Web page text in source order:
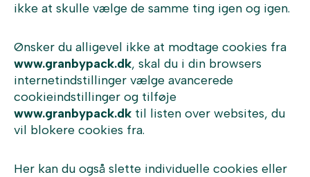
ikke at skulle vælge de samme ting igen og igen.
Ønsker du alligevel ikke at modtage cookies fra
www.granbypack.dk, skal du i din browsers
internetindstillinger vælge avancerede
cookieindstillinger og tilføje
www.granbypack.dk til listen over websites, du
vil blokere cookies fra.
Her kan du også slette individuelle cookies eller